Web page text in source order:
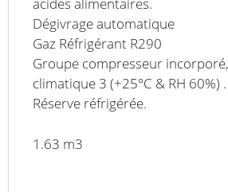
Dégivrage automatique
Gaz Réfrigérant R290
Groupe compresseur
climatique 3 (+25°C & RH 60%) .
Réserve réfrigérée.
1.63 m3